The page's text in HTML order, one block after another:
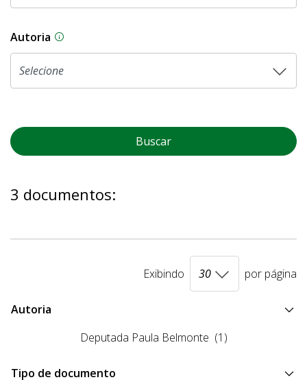
Autoria As proposições legislativas na CLDF podem
Buscar
3 documentos:
Exibindo por página
Autoria
Deputada Paula Belmonte (1)
Tipo de documento